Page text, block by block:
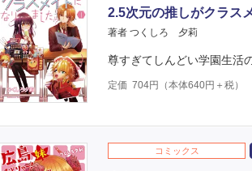
2.5次元の推しがクラス
著者 つくしろ 夕莉
尊すぎてしんどい学園生活
定価 704円（本体640円＋税）
コミックス